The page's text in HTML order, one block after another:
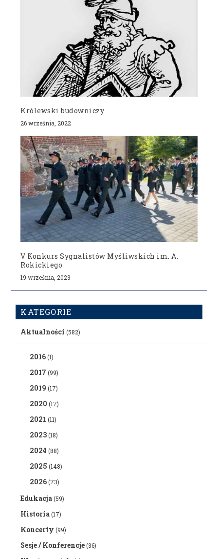
Królewski budowniczy
26 września, 2022
V Konkurs Sygnalistów Myśliwskich im. A.
Rokickiego
19 września, 2023
KATEGORIE
Aktualności (582)
2016(1)
2017 (99)
2019 (17)
2020 (17)
2021 (11)
2023(18)
2024 (88)
2025 (148)
2026(73)
Edukacja(59)
Historia(17)
Koncerty (99)
Sesje / Konferencje(36)